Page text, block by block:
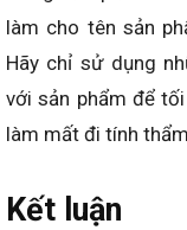
làm cho tên sản
Hãy chỉ sử dụng
với sản phẩm để
làm mất đi tính
Kết luận